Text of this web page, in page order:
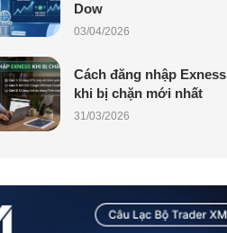
Dow
03/04/2026
Cách đăng nhập Exness
khi bị chặn mới nhất
31/03/2026